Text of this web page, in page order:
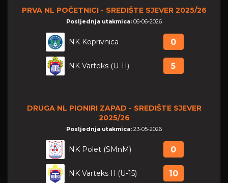
PRVA NL POČETNICI - SREDIŠTE SJEVER 2025/26
Posljednja utakmica: 06-06-2026
NK Koprivnica 0
NK Varteks (U-11) 5
DRUGA NL PIONIRI ZAPAD - SREDIŠTE SJEVER
2025/26
Posljednja utakmica: 23-05-2026
NK Polet (SMnM) 0
NK Varteks II (U-15) 10